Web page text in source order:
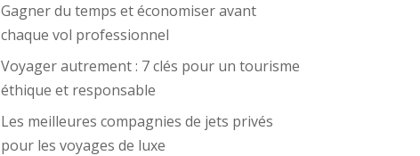
Gagner du temps et économiser avant
chaque vol professionnel
Voyager autrement : 7 clés pour un tourisme
éthique et responsable
Les meilleures compagnies de jets privés
pour les voyages de luxe